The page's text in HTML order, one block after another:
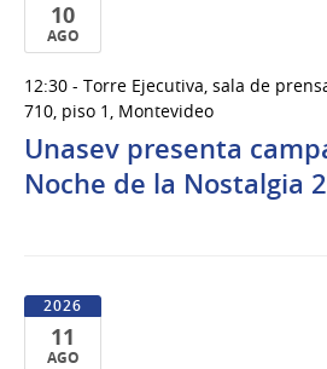
10
AGO
de
Ago
del
2026
12:30 - Torre Ejecutiva, sala de
710, piso 1, Montevideo
Unasev presenta
Noche de la Nostalgia
2026
11
AGO